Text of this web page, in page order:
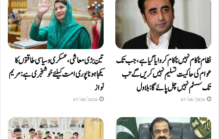
نظام ناکام نہیں ناکام کروایاگیا ہے، جب تک
عوام کی حاکمیت تسلیم نہیں کریں گے تب
تک سسٹم نہیں چل پائےگا: بلاول
07/08/2026
تین بڑی معاشی، عسکری و سیاسی طاقتوں کا
یکجا ہونا پوری امت کیلئے خوشخبری ہے: مریم
نواز
07/08/2026